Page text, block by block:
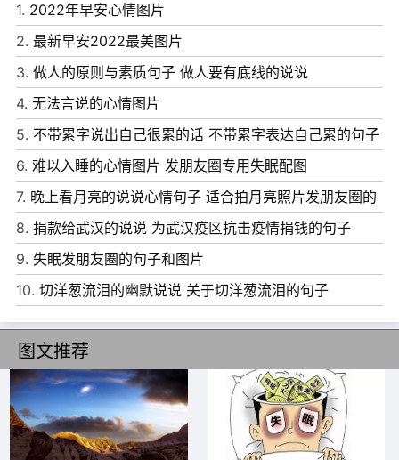
1. 2022年早安心情图片
2. 最新早安2022最美图片
3. 做人的原则与素质句子 做人要有底线的说说
4. 无法言说的心情图片
5. 不带累字说出自己很累的话 不带累字表达自己累的句子
6. 难以入睡的心情图片 发朋友圈专用失眠配图
7. 晚上看月亮的说说心情句子 适合拍月亮照片发朋友圈的
文案
8. 捐款给武汉的说说 为武汉疫区抗击疫情捐钱的句子
9. 失眠发朋友圈的句子和图片
10. 切洋葱流泪的幽默说说 关于切洋葱流泪的句子
图文推荐